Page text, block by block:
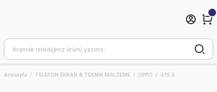
Anasayfa TELEFON EKRAN & TEKNİK MALZEME OPPO A15 S